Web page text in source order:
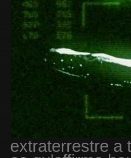
extraterrestre a